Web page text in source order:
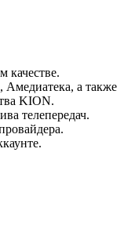
качестве.
Амедиатека, а также
KION.
телепередач.